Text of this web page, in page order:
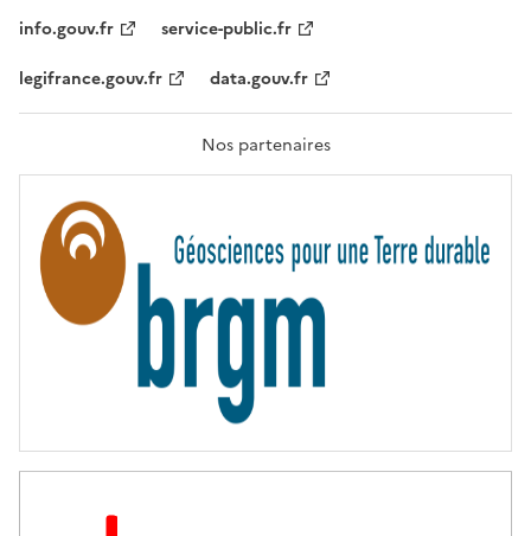
F
A
T
R
T
É
info.gouv.fr
service-public.fr
legifrance.gouv.fr
data.gouv.fr
Nos partenaires